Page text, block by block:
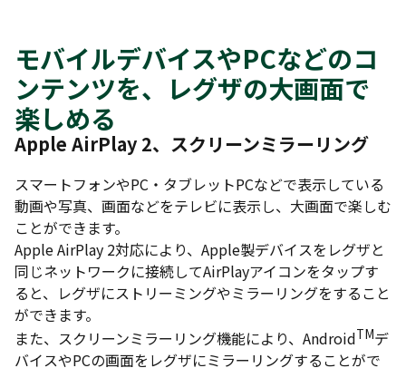
モバイルデバイスやPCなどのコ
ンテンツを、レグザの大画面で
楽しめる
Apple AirPlay 2、スクリーンミラーリング
スマートフォンやPC・タブレットPCなどで表示している
動画や写真、画面などをテレビに表示し、大画面で楽しむ
ことができます。
Apple AirPlay 2対応により、Apple製デバイスをレグザと
同じネットワークに接続してAirPlayアイコンをタップす
ると、レグザにストリーミングやミラーリングをすること
ができます。
また、スクリーンミラーリング機能により、AndroidTMデ
バイスやPCの画面をレグザにミラーリングすることがで